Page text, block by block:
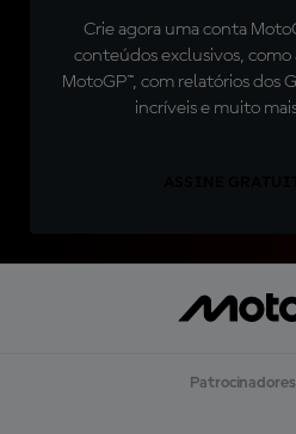
Crie agora uma conta
conteúdos exclusivos,
MotoGP™, com relatórios dos
incríveis e muito